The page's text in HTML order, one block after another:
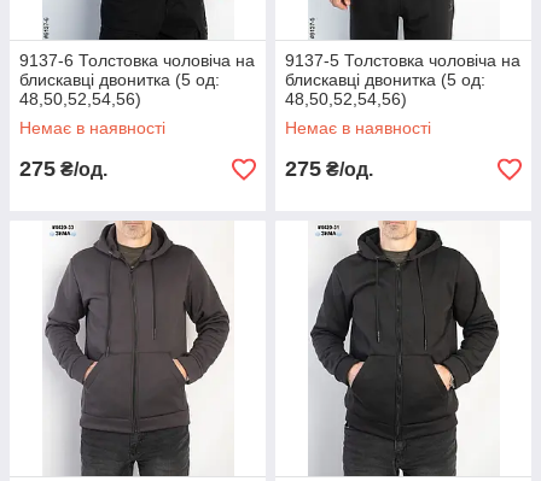
9137-6 Толстовка чоловіча на
блискавці двонитка (5 од:
48,50,52,54,56)
Немає в наявності
275 ₴/од.
9137-5 Толстовка чоловіча на
блискавці двонитка (5 од:
48,50,52,54,56)
Немає в наявності
275 ₴/од.